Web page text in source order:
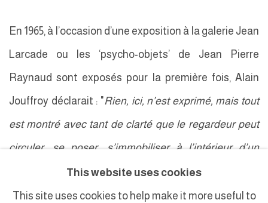
En 1965, à l’occasion d’une exposition à la galerie Jean
Larcade ou les ‘psycho-objets’ de Jean Pierre
Raynaud sont exposés pour la première fois, Alain
Jouffroy déclarait : "Rien, ici, n’est exprimé, mais tout
est montré avec tant de clarté que le regardeur peut
circuler, se poser, s’immobiliser à l’intérieur d’un
laboratoire mental ".
This website uses cookies
This site uses cookies to help make it more useful to